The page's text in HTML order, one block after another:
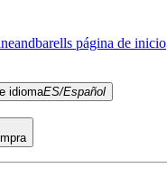
página de inicio
idiomaES/Español